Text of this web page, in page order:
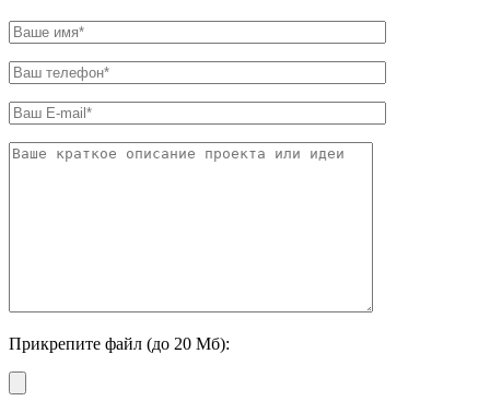
Прикрепите файл (до 20 Мб):